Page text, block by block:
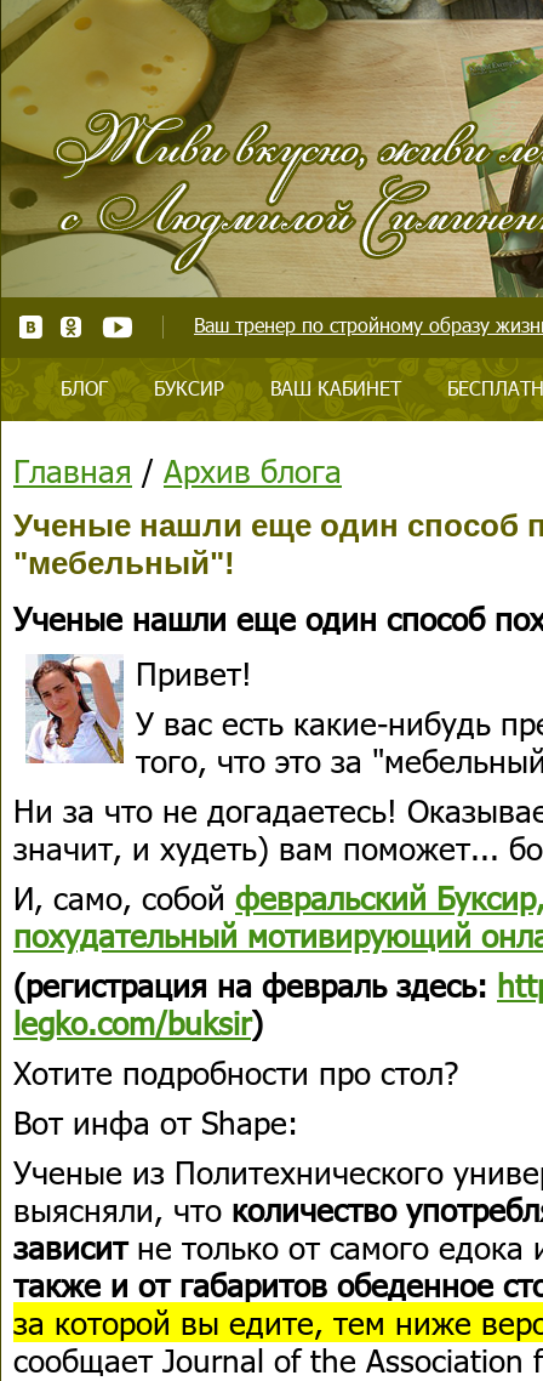
Ваш тренер по стройному образу
БЛОГ БУКСИР ВАШ КАБИНЕТ
Главная / Архив блога
Ученые нашли еще один способ
"мебельный"!
Ученые нашли еще один способ
Привет!
У вас есть какие-нибудь
того, что это за
Ни за что не догадаетесь!
значит, и худеть) вам поможет...
И, само, собой февральский
похудательный мотивирующий
(регистрация на февраль здесь:
legko.com/buksir)
Хотите подробности про стол?
Вот инфа от Shape:
Ученые из Политехнического
выясняли, что количество
зависитне только от самого
также и от габаритов обеденное
за которой вы едите, тем ниже
сообщает Journal of the Association